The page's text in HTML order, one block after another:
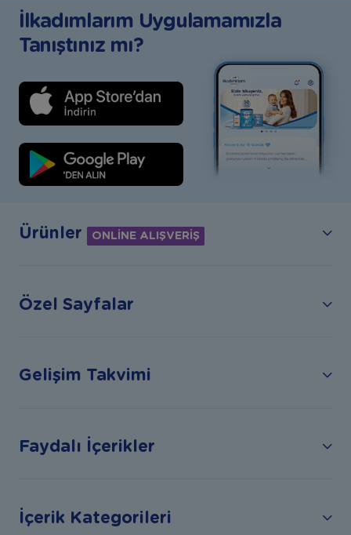
İlkadımlarım Uygulamamızla
Tanıştınız mı?
Ürünler ONLİNE ALIŞVERİŞ
Özel Sayfalar
Gelişim Takvimi
Faydalı İçerikler
İçerik Kategorileri